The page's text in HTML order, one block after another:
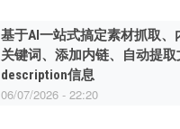
基于AI一站式搞定素材抓取、
关键词、添加内链、自动提
description信息
06/07/2026 - 22:20